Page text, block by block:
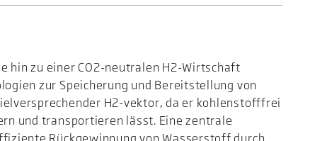
hin zu einer CO2-neutralen H2-Wirtschaft
zur Speicherung und Bereitstellung von
H2-vektor, da er kohlenstofffrei
und transportieren lässt. Eine zentrale